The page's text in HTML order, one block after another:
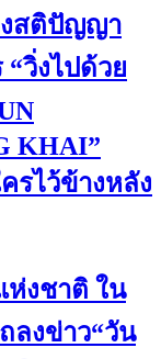
สติปัญญา
วิ่งไปด้วย
KHAI”
รไว้ข้างหลัง
งชาติ ใน
ลงข่าว“วัน